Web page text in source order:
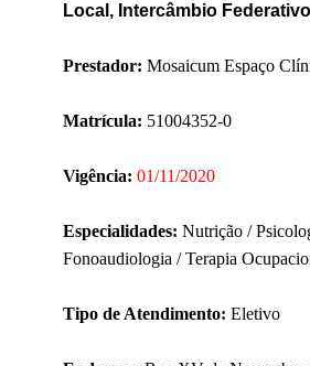
Local, Intercâmbio
Prestador: Mosaicum Espaço
Matrícula: 51004352-0
Vigência: 01/11/2020
Especialidades: Nutrição /
Fonoaudiologia / Terapia
Tipo de Atendimento: Eletivo